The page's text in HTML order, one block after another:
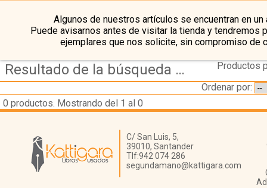
Algunos de nuestros artículos se encuentran en un
Puede avisarnos antes de visitar la tienda y tendremos
ejemplares que nos solicite, sin compromiso de
Resultado de la búsqueda de editorial santa rita
Productos
Ordenar por:
0 productos. Mostrando del 1 al 0
Librería Kattigara
C/ San Luis, 5,
39010, Santander
Tlf:942 074 286
segundamano@kattigara.com